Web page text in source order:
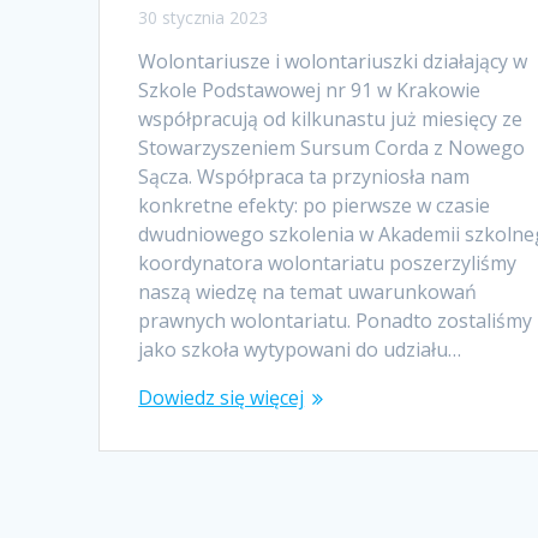
30 stycznia 2023
Wolontariusze i wolontariuszki działający w
Szkole Podstawowej nr 91 w Krakowie
współpracują od kilkunastu już miesięcy ze
Stowarzyszeniem Sursum Corda z Nowego
Sącza. Współpraca ta przyniosła nam
konkretne efekty: po pierwsze w czasie
dwudniowego szkolenia w Akademii
koordynatora wolontariatu poszerzyliśmy
naszą wiedzę na temat uwarunkowań
prawnych wolontariatu. Ponadto zostaliśmy
jako szkoła wytypowani do udziału…
Dowiedz się więcej